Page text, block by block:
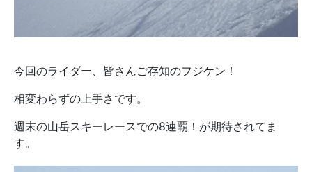
今回のライダー、皆さんご存知のフジケン！
相変わらずの上手さです。
週末の山岳スキーレースでの8連覇！が期待されてま
す。